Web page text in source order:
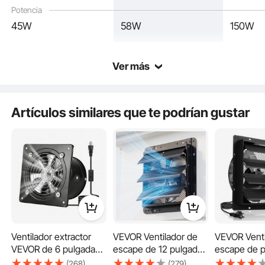
Durabilidad duradera
Potencia
45W 58W 150W
Ver más
Artículos similares que te podrían gustar
Ventilador extractor
VEVOR de 6 pulgadas,
308 CFM, ventilador
VEVOR Ventilador de
escape de 12 pulgadas
con persianas, para
VEVOR
escape de
16